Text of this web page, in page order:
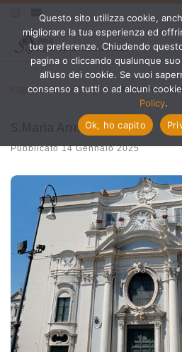
Passa al contenuto
Pagina iniziale »Borgo » S.Maria
S.Maria Annunziata
Pubblicato14 Gennaio 2025
Questo sito utilizza cookie,
migliorare la tua esperienza ed
tue preferenze. Chiudendo
pagina o cliccando qualunque
all’uso dei cookie. Se vuoi
consenso a tutti o ad alcuni
Policy.
Ok, ho capito